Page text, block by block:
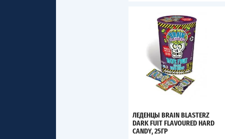
ЛЕДЕНЦЫ BRAIN BLASTERZ
DARK FUIT FLAVOURED HARD
CANDY, 25ГР